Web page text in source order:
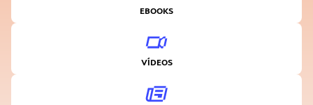
EBOOKS
VÍDEOS